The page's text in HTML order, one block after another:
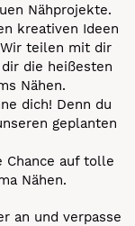
Nähprojekte.
kreativen Ideen
teilen mit dir
die heißesten
Nähen.
dich! Denn du
geplanten
Chance auf tolle
Nähen.
an und verpasse